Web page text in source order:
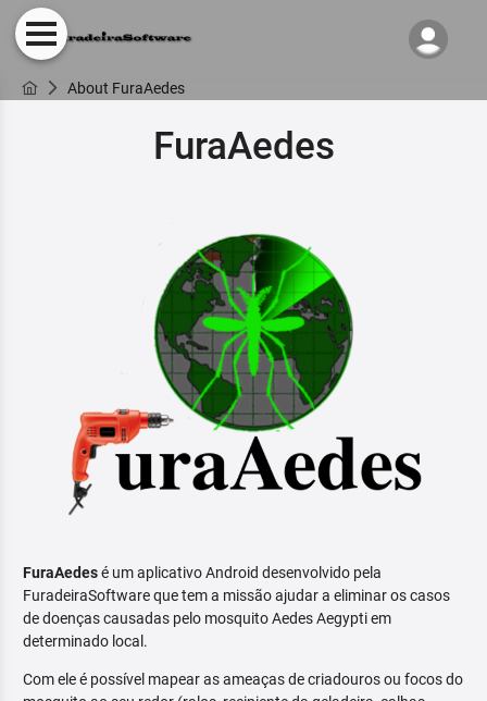
About FuraAedes
FuraAedes
FuraAedesé um aplicativo Android desenvolvido pela
FuradeiraSoftware que tem a missão ajudar a eliminar os casos
de doenças causadas pelo mosquito Aedes Aegypti em
determinado local.
Com ele é possível mapear as ameaças de criadouros ou focos do